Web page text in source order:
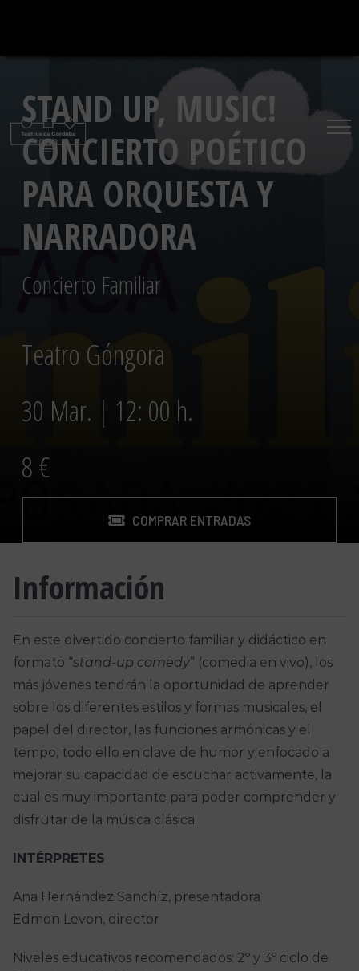
contenido
STAND UP, MUSIC!
CONCIERTO POÉTICO
PARA ORQUESTA Y
NARRADORA
Concierto Familiar
Teatro Góngora
30 Mar. | 12: 00 h.
8 €
COMPRAR ENTRADAS
Información
En este divertido concierto familiar y didáctico en
formato “stand-up comedy” (comedia en vivo), los
más jóvenes tendrán la oportunidad de aprender
sobre los diferentes estilos y formas musicales, el
papel del director, las funciones armónicas y el
tempo, todo ello en clave de humor y enfocado a
mejorar su capacidad de escuchar activamente, la
cual es muy importante para poder comprender y
disfrutar de la música clásica.
INTÉRPRETES
Ana Hernández Sanchíz, presentadora
Edmon Levon, director
Niveles educativos recomendados: 2º y 3º ciclo de